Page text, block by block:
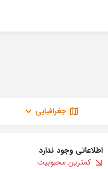
جغرافیایی
اطلاعاتی وجود ندارد
کمترین محبوبیت